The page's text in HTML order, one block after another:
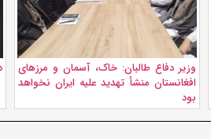
وزیر دفاع طالبان: خاک، آسمان و مرزهای
افغانستان منشأ تهدید علیه ایران نخواهد
بود